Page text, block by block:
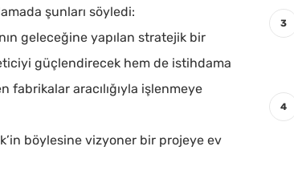
şunları söyledi:
geleceğine yapılan stratejik bir
güçlendirecek hem de istihdama
aracılığıyla işlenmeye
böylesine vizyoner bir projeye ev